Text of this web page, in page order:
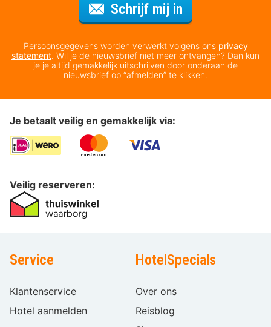
Schrijf mij in
Persoonsgegevens worden verwerkt volgens ons privacy
statement. Wil je de nieuwsbrief niet meer ontvangen? Dan kun
je je altijd gemakkelijk uitschrijven door onderaan de
nieuwsbrief op “afmelden” te klikken.
Je betaalt veilig en gemakkelijk via:
Veilig reserveren:
Service
Klantenservice
Hotel aanmelden
HotelSpecials
Over ons
Reisblog